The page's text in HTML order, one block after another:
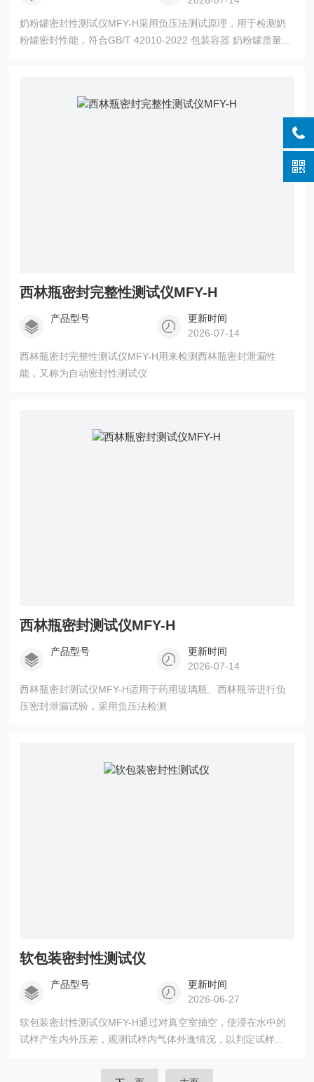
奶粉罐密封性测试仪MFY-H采用负压法测试原理，用于检测奶
粉罐密封性能，符合GB/T 42010-2022 包装容器 奶粉罐质量要
西林瓶密封完整性测试仪MFY-H
产品型号
更新时间
2026-07-14
西林瓶密封完整性测试仪MFY-H用来检测西林瓶密封泄漏性
能，又称为自动密封性测试仪
西林瓶密封测试仪MFY-H
产品型号
更新时间
2026-07-14
西林瓶密封测试仪MFY-H适用于药用玻璃瓶、西林瓶等进行负
压密封泄漏试验，采用负压法检测
软包装密封性测试仪
产品型号
更新时间
2026-06-27
软包装密封性测试仪MFY-H通过对真空室抽空，使浸在水中的
试样产生内外压差，观测试样内气体外逸情况，以判定试样的
试样膨胀及释放真空后试样形状恢复情况，以判定试样的密封